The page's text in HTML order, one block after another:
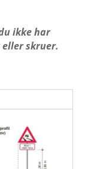
ikke har
skruer.